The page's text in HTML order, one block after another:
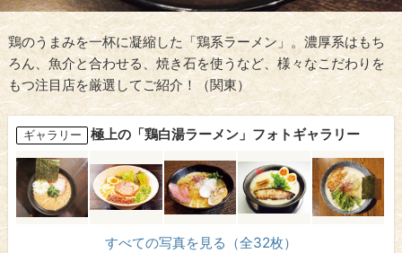
鶏のうまみを一杯に凝縮した「鶏系ラーメン」。濃厚系はもち
ろん、魚介と合わせる、焼き石を使うなど、様々なこだわりを
もつ注目店を厳選してご紹介！（関東）
ギャラリー 極上の「鶏白湯ラーメン」フォトギャラリー
すべての写真を見る（全32枚）